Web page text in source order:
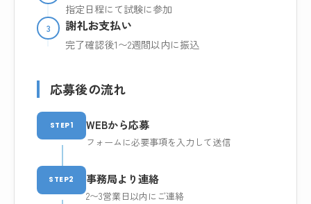
指定日程にて試験に参加
3 謝礼お支払い
完了確認後1〜2週間以内に振込
応募後の流れ
STEP1 WEBから応募
フォームに必要事項を入力して送信
STEP2 事務局より連絡
2〜3営業日以内にご連絡